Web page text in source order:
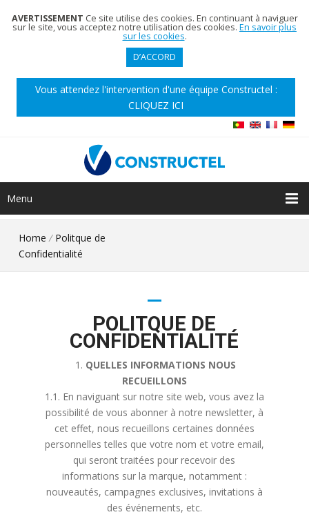
AVERTISSEMENT Ce site utilise des cookies. En continuant à naviguer
sur le site, vous acceptez notre utilisation des cookies. En savoir plus
sur les cookies.
D’ACCORD
Vous attendez l'intervention d'une équipe Constructel :
CLIQUEZ ICI
Menu
Home / Politque de
Confidentialité
POLITQUE DE
CONFIDENTIALITÉ
1. QUELLES INFORMATIONS NOUS
RECUEILLONS
1.1. En naviguant sur notre site web, vous avez la
possibilité de vous abonner à notre newsletter, à
cet effet, nous recueillons certaines données
personnelles telles que votre nom et votre email,
qui seront traitées pour recevoir des
informations sur la marque, notamment :
nouveautés, campagnes exclusives, invitations à
des événements, etc.